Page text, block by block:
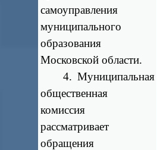
самоуправления
муниципального
образования
Московской области.
4. Муниципальная
общественная
комиссия
рассматривает
обращения